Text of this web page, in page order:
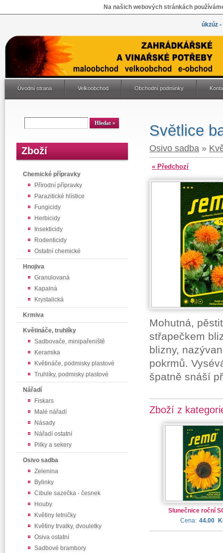
Na našich webových stránkách
úkzúz
Úvodní strana Velkoobchod Obchodní podmínky
Zboží
Chemické přípravky
Přírodní přípravky
Parazitické hlístice
Fungicidy
Herbicidy
Insekticidy
Rodenticidy
Ostatní chemické
Hnojiva
Granulovaná
Kapalná
Krystalická
Krmiva
Květináče, truhlíky
Sadbovače, minipařeniště
Keramika
Květináče, podmisky plastové
Truhlíky, podmisky plastové
Nářadí
Fiskars
Malé nářadí
Násady
Nářadí ostatní
Pilky a sekery
Osivo sadba
Zelenina
Bylinky
Cibule sazečka - česnek
Houby
Květiny letničky
Květiny trvalky, dvouletky
Osiva ostatní
Sadbové brambory
Světlice
Osivo sadba »
« Předchozí
Mohutná,
střapečkem
blizny,
pokrmů.
špatně snáší
Zboží z
Slunečnice roční
Cena: 44.00